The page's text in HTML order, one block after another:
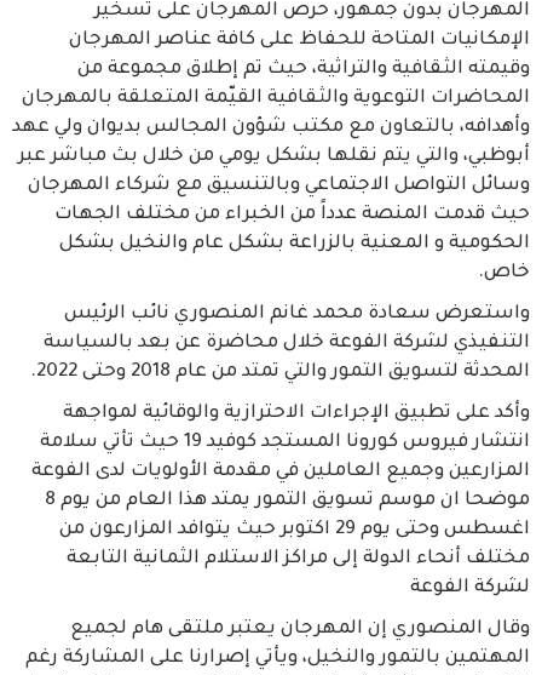
المهرجان بدون جمهور، حرص المهرجان على تسخير
الإمكانيات المتاحة للحفاظ على كافة عناصر المهرجان
وقيمته الثقافية والتراثية، حيث تم إطلاق مجموعة من
المحاضرات التوعوية والثقافية القيّمة المتعلقة بالمهرجان
وأهدافه، بالتعاون مع مكتب شؤون المجالس بديوان ولي عهد
أبوظبي، والتي يتم نقلها بشكل يومي من خلال بث مباشر عبر
وسائل التواصل الاجتماعي وبالتنسيق مع شركاء المهرجان
حيث قدمت المنصة عدداً من الخبراء من مختلف الجهات
الحكومية و المعنية بالزراعة بشكل عام والنخيل بشكل
خاص.
واستعرض سعادة محمد غانم المنصوري نائب الرئيس
التنفيذي لشركة الفوعة خلال محاضرة عن بعد بالسياسة
المحدثة لتسويق التمور والتي تمتد من عام 2018 وحتى 2022.
وأكد على تطبيق الإجراءات الاحترازية والوقائية لمواجهة
انتشار فيروس كورونا المستجد كوفيد 19 حيث تأتي سلامة
المزارعين وجميع العاملين في مقدمة الأولويات لدى الفوعة
موضحا ان موسم تسويق التمور يمتد هذا العام من يوم 8
اغسطس وحتى يوم 29 اكتوبر حيث يتوافد المزارعون من
مختلف أنحاء الدولة إلى مراكز الاستلام الثمانية التابعة
لشركة الفوعة
وقال المنصوري إن المهرجان يعتبر ملتقى هام لجميع
المهتمين بالتمور والنخيل، ويأتي إصرارنا على المشاركة رغم